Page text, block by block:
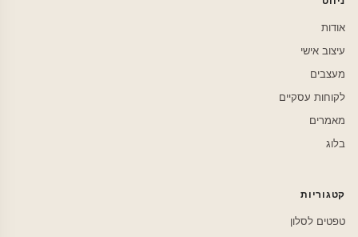
אודות
עיצוב אישי
מעצבים
לקוחות עסקיים
מאמרים
בלוג
קטגוריות
טפטים לסלון